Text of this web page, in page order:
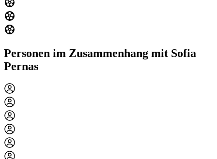
Personen im Zusammenhang mit Sofia
Pernas